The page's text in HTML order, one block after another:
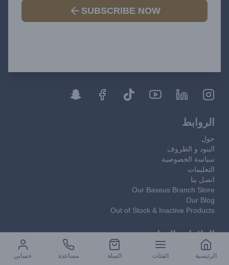
الرئيسية الفئات السلة مساعدة حسابي
SUBSCRIBE NOW
الروابط
حول
البنود و الظروف
سياسة الخصوصية
التعليمات
اتصل بنا
Our Baseus Branch Store
Our Blog
Out of Stock & Inactive Products
العلامات التجارية
baseus
nitecore